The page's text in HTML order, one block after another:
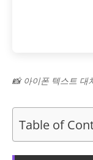
📸 아이폰 텍스트 대
Table of